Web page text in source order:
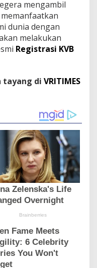
mengambil
dunia dengan
melakukan
Registrasi KVB
tayang di VRITIMES